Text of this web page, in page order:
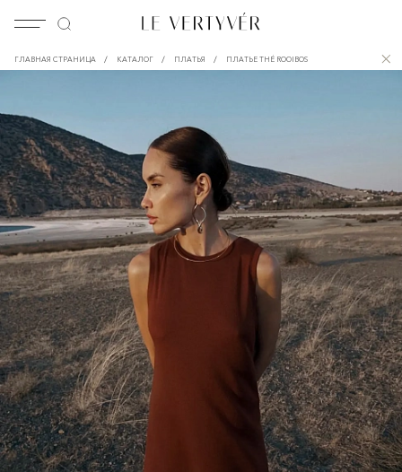
ГЛАВНАЯ СТРАНИЦА / КАТАЛОГ / ПЛАТЬЯ / ПЛАТЬЕ THÉ ROOIBOS